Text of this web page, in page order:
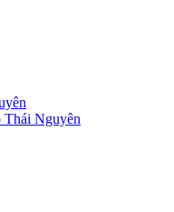
Thái Nguyên